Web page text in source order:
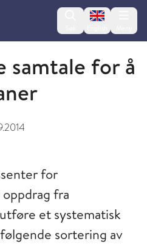
Change
samtale for å
for
fra
et systematisk
sortering av